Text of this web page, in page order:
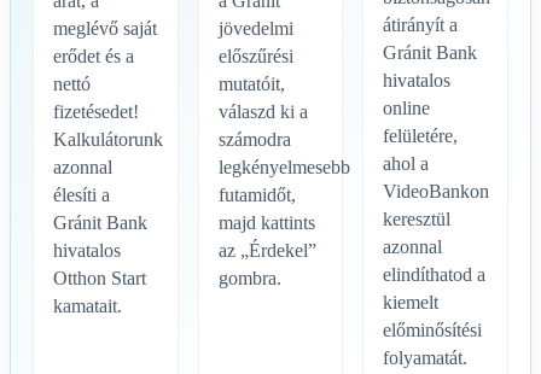
meglévő saját
erődet és a
nettó
fizetésedet!
Kalkulátorunk
azonnal
élesíti a
Gránit Bank
hivatalos
Otthon Start
kamatait.
jövedelmi
előszűrési
mutatóit,
válaszd ki a
számodra
legkényelmesebb
futamidőt,
majd kattints
az „Érdekel”
gombra.
átirányít a
Gránit Bank
hivatalos
online
felületére,
ahol a
VideoBankon
keresztül
azonnal
elindíthatod a
kiemelt
előminősítési
folyamatát.